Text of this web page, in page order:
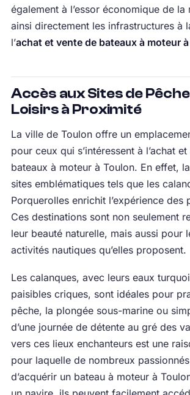
également à l’essor économique de la
ainsi directement les infrastructures à
l’achat et vente de bateaux à moteur
Accès aux Sites de
Loisirs à Proximité
La ville de Toulon offre un
pour ceux qui s’intéressent à l’achat
bateaux à moteur à Toulon. En effet,
sites emblématiques tels que les
Porquerolles enrichit l’expérience des
Ces destinations sont non seulement
leur beauté naturelle, mais aussi pour
activités nautiques qu’elles proposent.
Les calanques, avec leurs eaux
paisibles criques, sont idéales pour
pêche, la plongée sous-marine ou
d’une journée de détente au gré des
vers ces lieux enchanteurs est une
pour laquelle de nombreux
d’acquérir un bateau à moteur à